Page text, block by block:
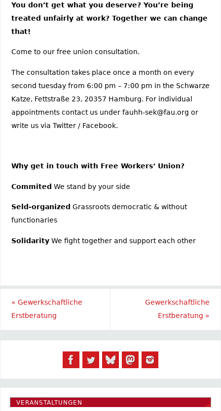
You don’t get what you deserve? You’re being
treated unfairly at work? Together we can change
that!
Come to our free union consultation.
The consultation takes place once a month on every
second tuesday from 6:00 pm – 7:00 pm in the Schwarze
Katze, Fettstraße 23, 20357 Hamburg. For individual
appointments contact us under fauhh-sek@fau.org or
write us via Twitter / Facebook.
Why get in touch with Free Workers‘ Union?
Commited We stand by your side
Seld-organized Grassroots democratic & without
functionaries
SolidarityWe fight together and support each other
« Gewerkschaftliche
Erstberatung
Gewerkschaftliche
Erstberatung »
VERANSTALTUNGEN